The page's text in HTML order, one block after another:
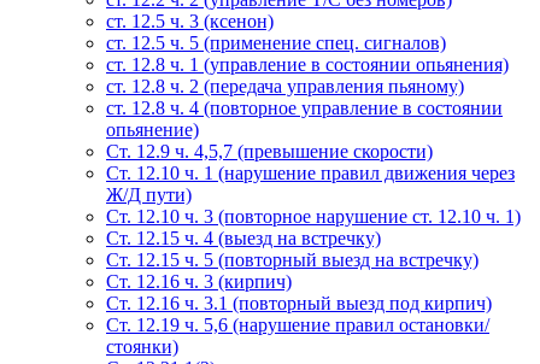
ст. 12.5 ч. 3 (ксенон)
ст. 12.5 ч. 5 (применение спец. сигналов)
cт. 12.8 ч. 1 (управление в состоянии опьянения)
ст. 12.8 ч. 2 (передача управления пьяному)
ст. 12.8 ч. 4 (повторное управление в состоянии
опьянение)
Ст. 12.9 ч. 4,5,7 (превышение скорости)
Ст. 12.10 ч. 1 (нарушение правил движения через
Ж/Д пути)
Ст. 12.10 ч. 3 (повторное нарушение ст. 12.10 ч. 1)
Ст. 12.15 ч. 4 (выезд на встречку)
Ст. 12.15 ч. 5 (повторный выезд на встречку)
Ст. 12.16 ч. 3 (кирпич)
Ст. 12.16 ч. 3.1 (повторный выезд под кирпич)
Ст. 12.19 ч. 5,6 (нарушение правил остановки/
стоянки)